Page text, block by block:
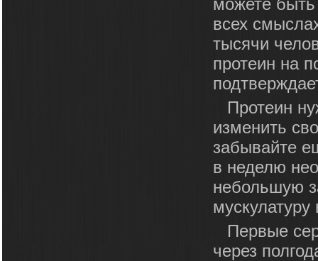
можете
всех
тысячи
протеин на
Протеин
изменить
забывайте
в неделю
небольшую
мускулатуру
Первые
через